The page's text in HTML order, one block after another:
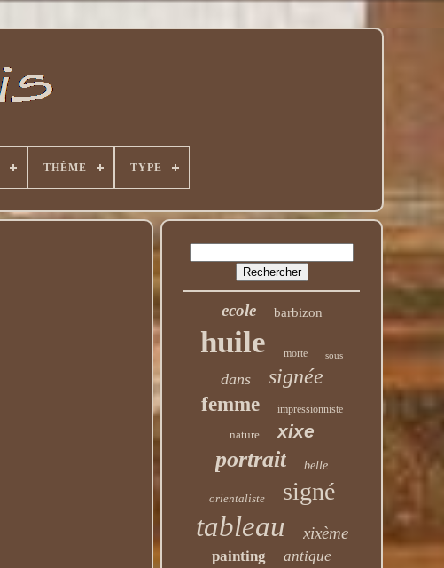
THÈME TYPE
ecole barbizon
huile morte sous
dans signée
femme impressionniste
nature xixe
portrait belle
orientaliste signé
tableau xixème
painting antique